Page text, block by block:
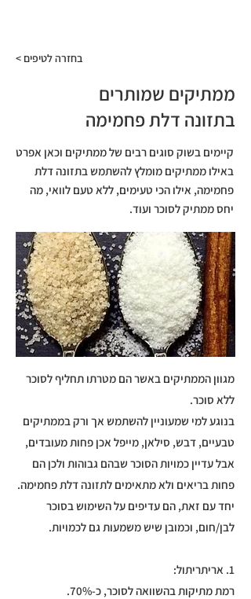
< בחזרה לטיפים
ממתיקים שמותרים
בתזונה דלת פחמימה
קיימים בשוק סוגים רבים של ממתיקים וכאן אפרט
באילו ממתיקים מומלץ להשתמש בתזונה דלת
פחמימה, אילו הכי טעימים, ללא טעם לוואי, מה
יחס ממתיק לסוכר ועוד.
מגוון הממתיקים באשר הם מטרתו תחליף לסוכר
ללא סוכר.
בנוגע למי שמעוניין להשתמש אך ורק בממתיקים
טבעיים, דבש, סילאן, מייפל אכן פחות מעובדים,
אבל עדיין כמויות הסוכר שבהם גבוהות ולכן הם
פחות בריאים ולא מתאימים לתזונה דלת פחמימה.
יחד עם זאת, הם עדיפים על השימוש בסוכר
לבן/חום, וכמובן שיש משמעות גם לכמויות.
1. אריתריתול:
רמת מתיקות בהשוואה לסוכר, כ-70%.